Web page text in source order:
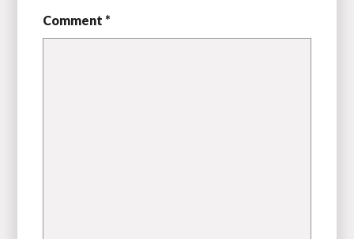
Comment *